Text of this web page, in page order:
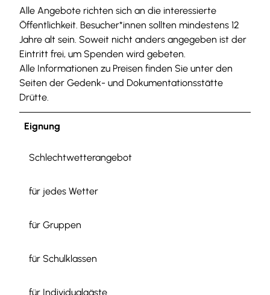
Alle Angebote richten sich an die interessierte
Öffentlichkeit. Besucher*innen sollten mindestens 12
Jahre alt sein. Soweit nicht anders angegeben ist der
Eintritt frei, um Spenden wird gebeten.
Alle Informationen zu Preisen finden Sie unter den
Seiten der Gedenk- und Dokumentationsstätte
Drütte.
Eignung
Schlechtwetterangebot
für jedes Wetter
für Gruppen
für Schulklassen
für Individualgäste